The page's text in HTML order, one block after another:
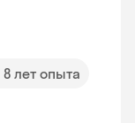
8 лет опыта